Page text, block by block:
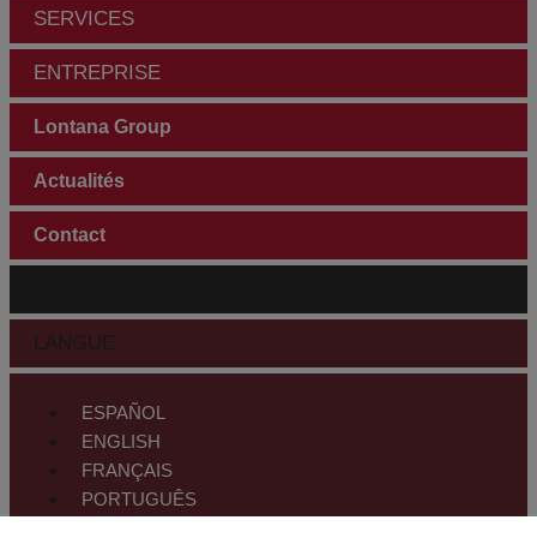
SERVICES
ENTREPRISE
Lontana Group
Actualités
Contact
LANGUE
ESPAÑOL
ENGLISH
FRANÇAIS
PORTUGUÊS